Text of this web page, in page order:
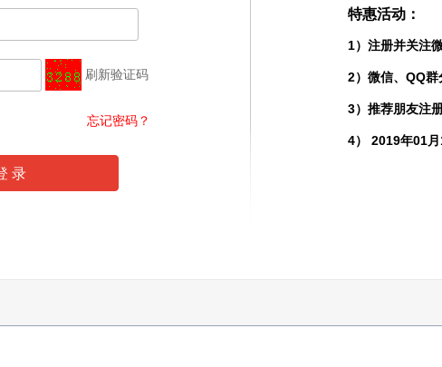
刷新验证码
忘记密码？
特惠活动：
1）注册并关注
2）微信、QQ群
3）推荐朋友注
4） 2019年01